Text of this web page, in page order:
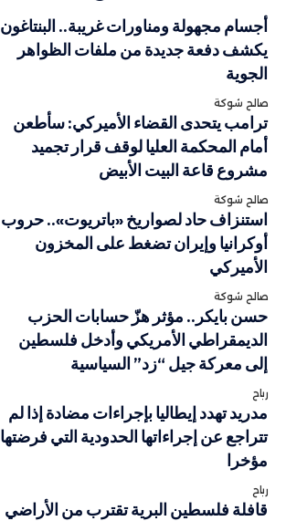
أجسام مجهولة ومناورات غريبة.. البنتاغون
يكشف دفعة جديدة من ملفات الظواهر
الجوية
صالح شوكة
ترامب يتحدى القضاء الأميركي: سأطعن
أمام المحكمة العليا لوقف قرار تجميد
مشروع قاعة البيت الأبيض
صالح شوكة
استنزاف حاد لصواريخ «باتريوت».. حروب
أوكرانيا وإيران تضغط على المخزون
الأميركي
صالح شوكة
حسن بايكر.. مؤثر هزّ حسابات الحزب
الديمقراطي الأمريكي وأدخل فلسطين
إلى معركة جيل “زد” السياسية
رباح
مدريد تهدد إيطاليا بإجراءات مضادة إذا لم
تتراجع عن إجراءاتها الحدودية التي فرضتها
مؤخرا
رباح
قافلة فلسطين البرية تقترب من الأراضي